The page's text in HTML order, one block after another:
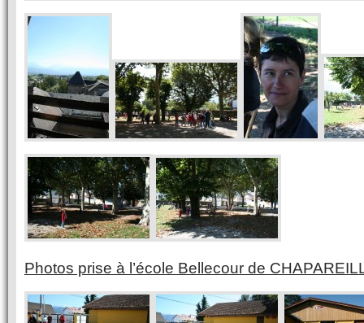
Photos prise à l’école Bellecour de